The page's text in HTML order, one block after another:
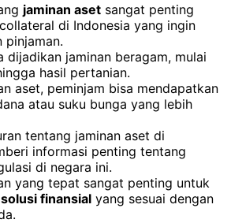
jaminan aset sangat penting
di Indonesia yang ingin
pinjaman.
dijadikan jaminan beragam, mulai
hasil pertanian.
aset, peminjam bisa mendapatkan
atau suku bunga yang lebih
tentang jaminan aset di
informasi penting tentang
di negara ini.
yang tepat sangat penting untuk
solusi finansial yang sesuai dengan